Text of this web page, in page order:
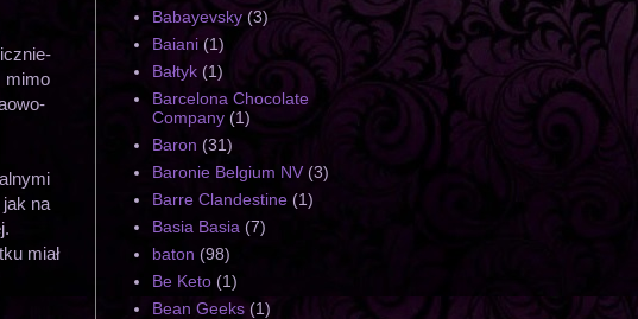
mimo
jak na
miał
Babayevsky (3)
Baiani (1)
Bałtyk (1)
Barcelona Chocolate
Company (1)
Baron (31)
Baronie Belgium NV (3)
Barre Clandestine (1)
Basia Basia (7)
baton (98)
Be Keto (1)
Bean Geeks (1)